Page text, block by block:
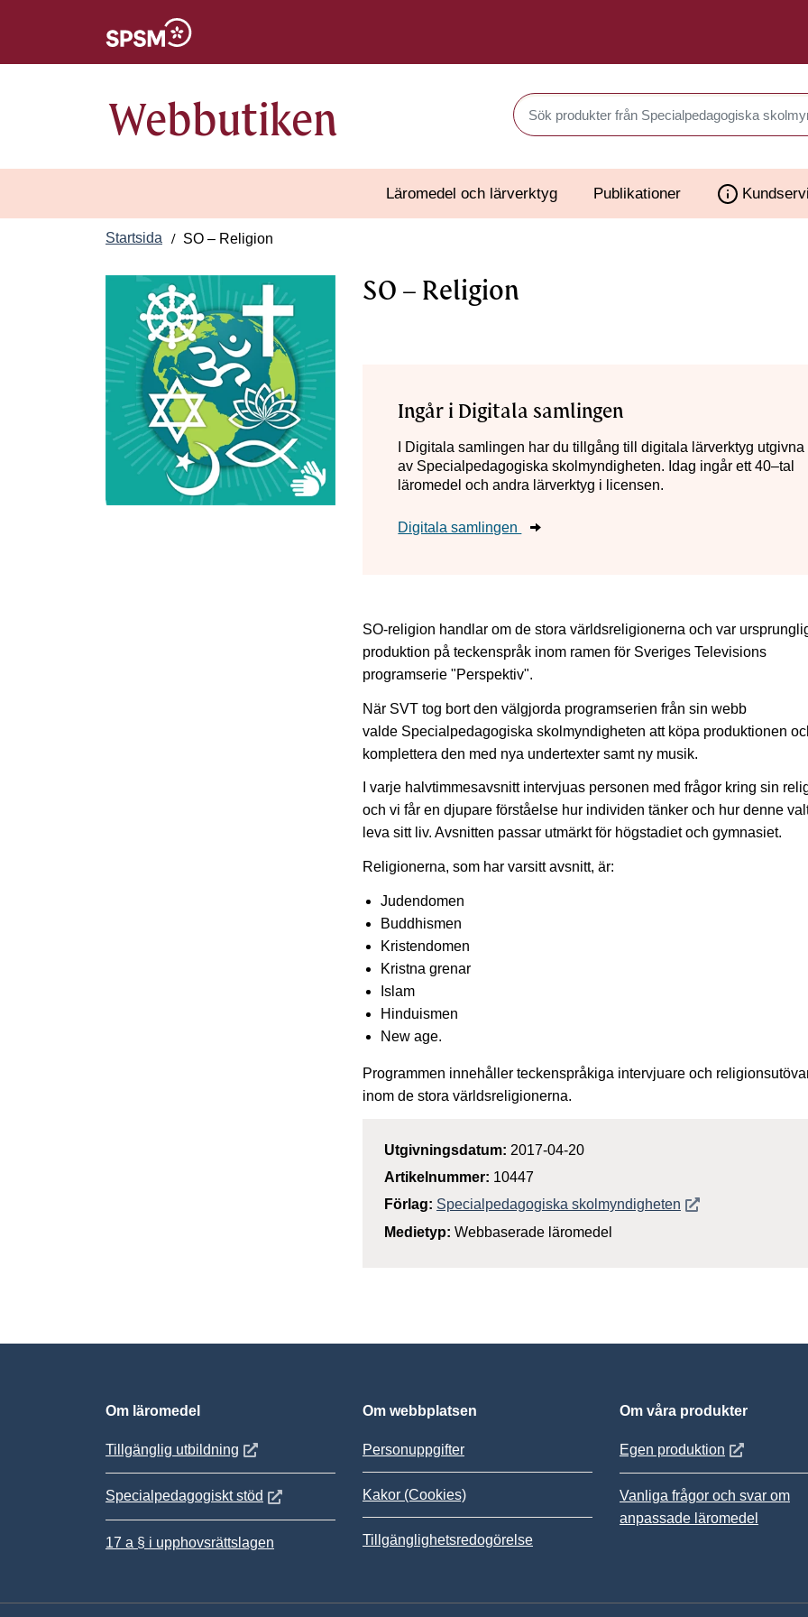
Webbutiken Sök produkter i Webbutiken
Läromedel och lärverktyg Publikationer
Startsida SO – Religion
SO – Religion
Ingår i Digitala samlingen
I Digitala samlingen har du tillgång till digitala lärverktyg utgivna
av Specialpedagogiska skolmyndigheten. Idag ingår ett 40–tal
läromedel och andra lärverktyg i licensen.
Digitala samlingen
SO-religion handlar om de stora världsreligionerna och var
produktion på teckenspråk inom ramen för Sveriges Televisions
programserie "Perspektiv".
När SVT tog bort den välgjorda programserien från sin webb
valde Specialpedagogiska skolmyndigheten att köpa produktionen
komplettera den med nya undertexter samt ny musik.
I varje halvtimmesavsnitt intervjuas personen med frågor kring sin
och vi får en djupare förståelse hur individen tänker och hur denne
leva sitt liv. Avsnitten passar utmärkt för högstadiet och gymnasiet.
Religionerna, som har varsitt avsnitt, är:
Judendomen
Buddhismen
Kristendomen
Kristna grenar
Islam
Hinduismen
New age.
Programmen innehåller teckenspråkiga intervjuare och
inom de stora världsreligionerna.
Utgivningsdatum: 2017-04-20
Artikelnummer: 10447
Förlag: Specialpedagogiska skolmyndighetenÖppnas i nytt
Medietyp: Webbaserade läromedel
Om läromedel
Tillgänglig utbildning Öppnas i nytt fönster
Specialpedagogiskt stöd Öppnas i nytt fönster
17 a § i upphovsrättslagen
Om webbplatsen
Personuppgifter
Kakor (Cookies)
Tillgänglighetsredogörelse
Om våra produkter
Egen produktion Öppnas i nytt
Vanliga frågor och svar om
anpassade läromedel